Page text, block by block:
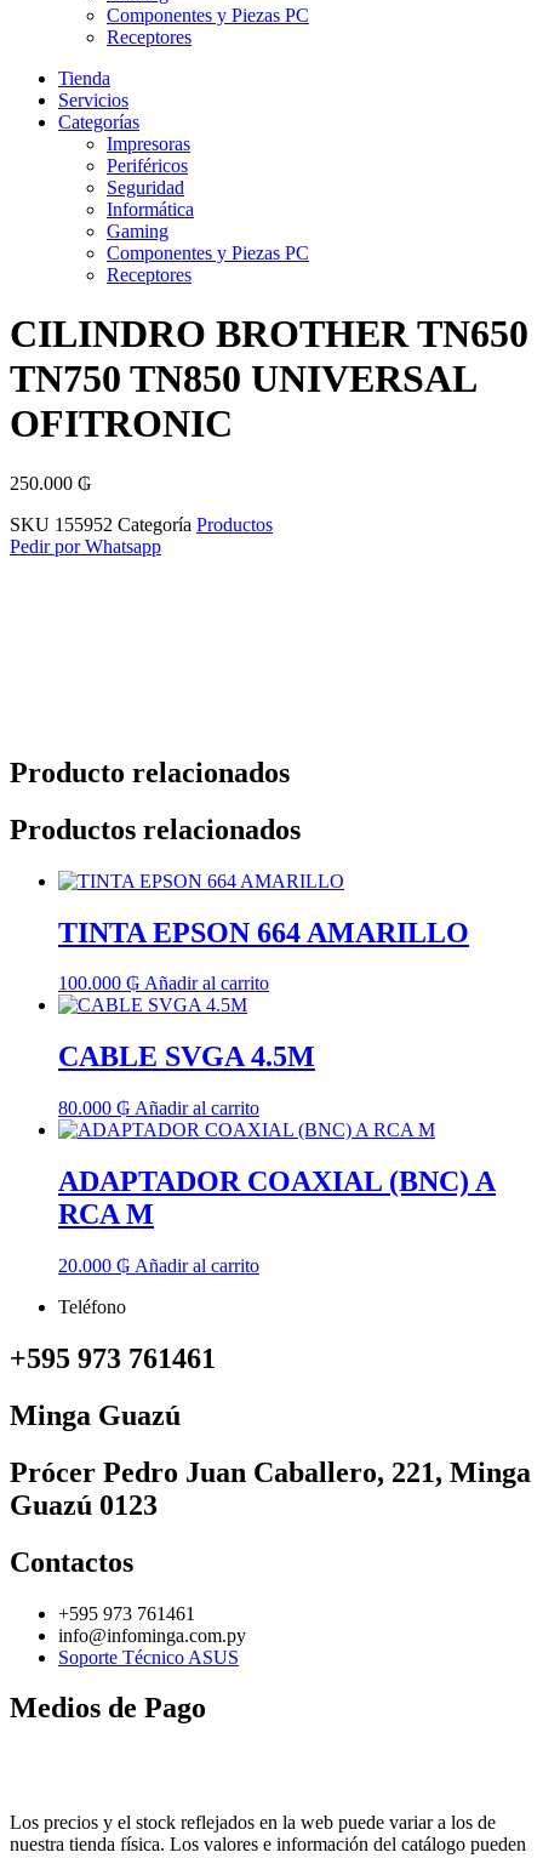
Componentes y Piezas PC
Receptores
Tienda
Servicios
Categorías
Impresoras
Periféricos
Seguridad
Informática
Gaming
Componentes y Piezas PC
Receptores
CILINDRO BROTHER TN650
TN750 TN850 UNIVERSAL
OFITRONIC
250.000 ₲
SKU 155952 Categoría Productos
Pedir por Whatsapp
Producto relacionados
Productos relacionados
TINTA EPSON 664 AMARILLO
100.000 ₲ Añadir al carrito
CABLE SVGA 4.5M
80.000 ₲ Añadir al carrito
ADAPTADOR COAXIAL (BNC) A
RCA M
20.000 ₲ Añadir al carrito
Teléfono
+595 973 761461
Minga Guazú
Prócer Pedro Juan Caballero, 221, Minga
Guazú 0123
Contactos
+595 973 761461
info@infominga.com.py
Soporte Técnico ASUS
Medios de Pago
Los precios y el stock reflejados en la web puede variar a los de
nuestra tienda física. Los valores e información del catálogo pueden